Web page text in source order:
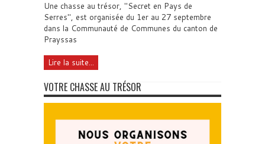
Une chasse au trésor, "Secret en Pays de
Serres", est organisée du 1er au 27 septembre
dans la Communauté de Communes du canton de
Prayssas
Lire la suite...
VOTRE CHASSE AU TRÉSOR